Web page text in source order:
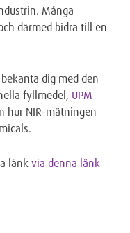
Många
därmed bidra till en
dig med den
fyllmedel, UPM
hur NIR-mätningen
länk via denna länk